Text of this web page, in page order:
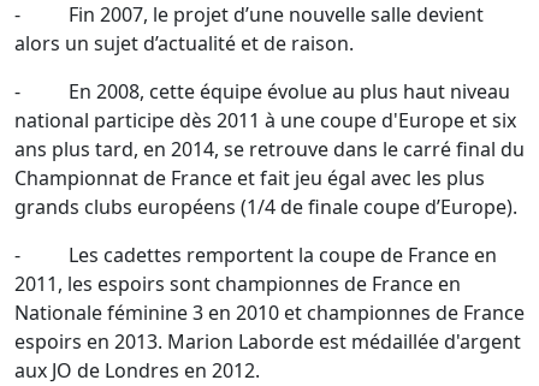
- Fin 2007, le projet d’une nouvelle salle devient
alors un sujet d’actualité et de raison.
- En 2008, cette équipe évolue au plus haut niveau
national participe dès 2011 à une coupe d'Europe et six
ans plus tard, en 2014, se retrouve dans le carré final du
Championnat de France et fait jeu égal avec les plus
grands clubs européens (1/4 de finale coupe d’Europe).
- Les cadettes remportent la coupe de France en
2011, les espoirs sont championnes de France en
Nationale féminine 3 en 2010 et championnes de France
espoirs en 2013. Marion Laborde est médaillée d'argent
aux JO de Londres en 2012.